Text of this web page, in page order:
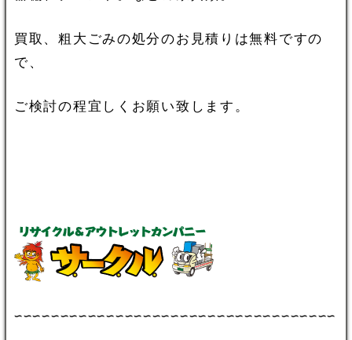
買取、粗大ごみの処分のお見積りは無料ですの
で、
ご検討の程宜しくお願い致します。
∽∽∽∽∽∽∽∽∽∽∽∽∽∽∽∽∽∽∽∽∽∽∽∽∽∽∽∽∽∽∽∽∽∽∽